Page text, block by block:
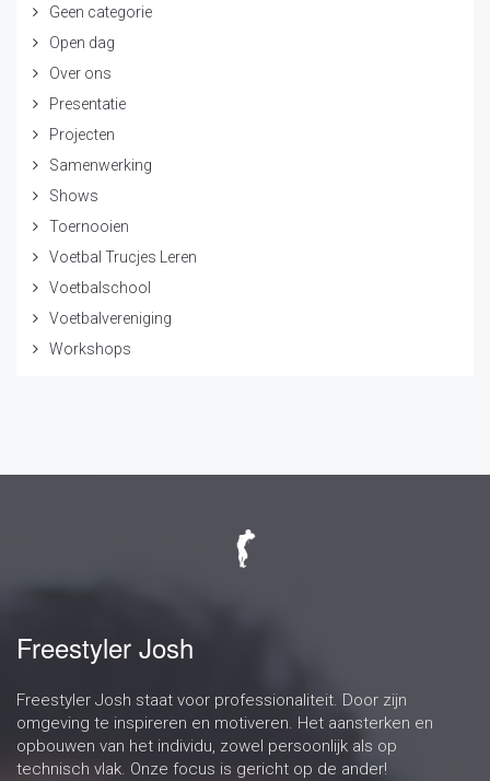
Geen categorie
Open dag
Over ons
Presentatie
Projecten
Samenwerking
Shows
Toernooien
Voetbal Trucjes Leren
Voetbalschool
Voetbalvereniging
Workshops
Freestyler Josh
Freestyler Josh staat voor professionaliteit. Door zijn
omgeving te inspireren en motiveren. Het aansterken en
opbouwen van het individu, zowel persoonlijk als op
technisch vlak. Onze focus is gericht op de ander!